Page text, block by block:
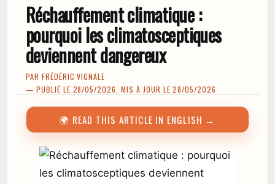
Réchauffement climatique :
pourquoi les climatosceptiques
deviennent dangereux
PAR FRÉDÉRIC VIGNALE
— PUBLIÉ LE 28/05/2026, MIS À JOUR LE 28/05/2026
🌍 READ THIS ARTICLE IN ENGLISH →